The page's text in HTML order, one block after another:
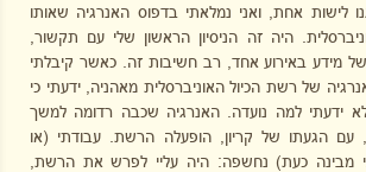
לישות אחת, ואני נמלאתי בדפוס האנרגיה שאותו
היה זה הניסיון הראשון שלי עם תקשור,
של מידע באירוע אחד, רב חשיבות זה. כאשר קיבלתי
של רשת הכיול האוניברסלית מאהניה, ידעתי כי
ידעתי למה נועדה. האנרגיה שכבה רדומה למשך
שנה. ואז, ב- 1989, עם הגעתו של קריון, הופעלה הרשת. עבודתי (או
מבינה כעת) נחשפה: היה עליי לפרש את הרשת,